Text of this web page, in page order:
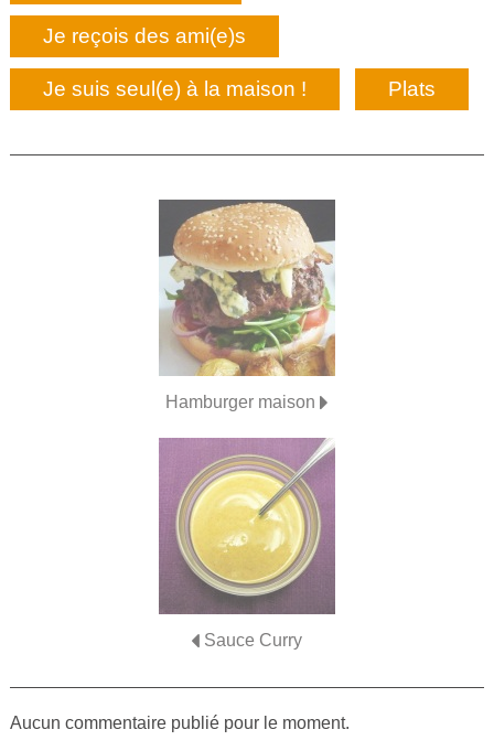
Je reçois des ami(e)s
Je suis seul(e) à la maison ! Plats
Hamburger maison
Sauce Curry
Aucun commentaire publié pour le moment.